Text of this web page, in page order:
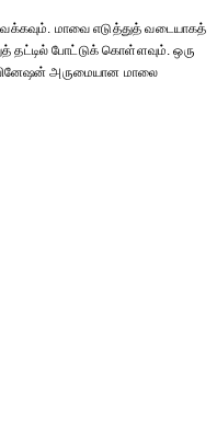
மாவை எடுத்துத் வடையாகத்
தட்டில் போட்டுக் கொள்ளவும். ஒரு
அருமையான மாலை